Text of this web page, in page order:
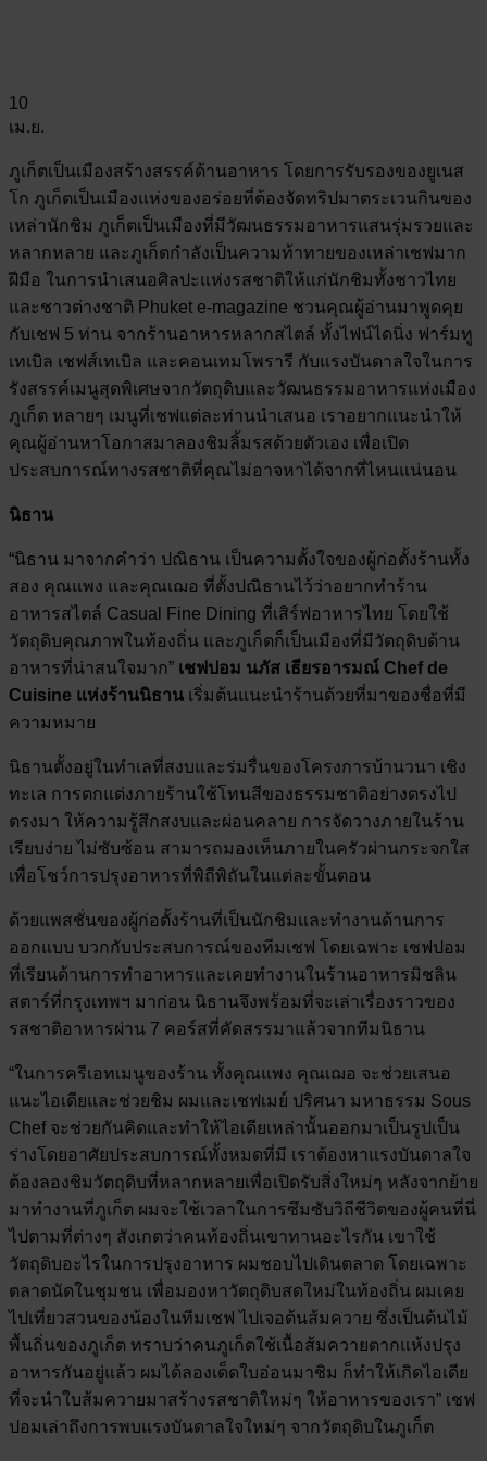
10
เม.ย.
ภูเก็ตเป็นเมืองสร้างสรรค์ด้านอาหาร โดยการรับรองของยูเนส
โก ภูเก็ตเป็นเมืองแห่งของอร่อยที่ต้องจัดทริปมาตระเวนกินของ
เหล่านักชิม ภูเก็ตเป็นเมืองที่มีวัฒนธรรมอาหารแสนรุ่มรวยและ
หลากหลาย และภูเก็ตกำลังเป็นความท้าทายของเหล่าเชฟมาก
ฝีมือ ในการนำเสนอศิลปะแห่งรสชาติให้แก่นักชิมทั้งชาวไทย
และชาวต่างชาติ Phuket e-magazine ชวนคุณผู้อ่านมาพูดคุย
กับเชฟ 5 ท่าน จากร้านอาหารหลากสไตล์ ทั้งไฟน์ไดนิ่ง ฟาร์มทู
เทเบิล เชฟส์เทเบิล และคอนเทมโพรารี กับแรงบันดาลใจในการ
รังสรรค์เมนูสุดพิเศษจากวัตถุดิบและวัฒนธรรมอาหารแห่งเมือง
ภูเก็ต หลายๆ เมนูที่เชฟแต่ละท่านนำเสนอ เราอยากแนะนำให้
คุณผู้อ่านหาโอกาสมาลองชิมลิ้มรสด้วยตัวเอง เพื่อเปิด
ประสบการณ์ทางรสชาติที่คุณไม่อาจหาได้จากที่ไหนแน่นอน
นิธาน
“นิธาน มาจากคำว่า ปณิธาน เป็นความตั้งใจของผู้ก่อตั้งร้านทั้ง
สอง คุณแพง และคุณเฌอ ที่ตั้งปณิธานไว้ว่าอยากทำร้าน
อาหารสไตล์ Casual Fine Dining ที่เสิร์ฟอาหารไทย โดยใช้
วัตถุดิบคุณภาพในท้องถิ่น และภูเก็ตก็เป็นเมืองที่มีวัตถุดิบด้าน
อาหารที่น่าสนใจมาก” เชฟปอม นภัส เธียรอารมณ์ Chef de
Cuisine แห่งร้านนิธาน เริ่มต้นแนะนำร้านด้วยที่มาของชื่อที่มี
ความหมาย
นิธานตั้งอยู่ในทำเลที่สงบและร่มรื่นของโครงการบ้านวนา เชิง
ทะเล การตกแต่งภายร้านใช้โทนสีของธรรมชาติอย่างตรงไป
ตรงมา ให้ความรู้สึกสงบและผ่อนคลาย การจัดวางภายในร้าน
เรียบง่าย ไม่ซับซ้อน สามารถมองเห็นภายในครัวผ่านกระจกใส
เพื่อโชว์การปรุงอาหารที่พิถีพิถันในแต่ละขั้นตอน
ด้วยแพสชั่นของผู้ก่อตั้งร้านที่เป็นนักชิมและทำงานด้านการ
ออกแบบ บวกกับประสบการณ์ของทีมเชฟ โดยเฉพาะ เชฟปอม
ที่เรียนด้านการทำอาหารและเคยทำงานในร้านอาหารมิชลิน
สตาร์ที่กรุงเทพฯ มาก่อน นิธานจึงพร้อมที่จะเล่าเรื่องราวของ
รสชาติอาหารผ่าน 7 คอร์สที่คัดสรรมาแล้วจากทีมนิธาน
“ในการครีเอทเมนูของร้าน ทั้งคุณแพง คุณเฌอ จะช่วยเสนอ
แนะไอเดียและช่วยชิม ผมและเชฟเมย์ ปริศนา มหาธรรม Sous
Chef จะช่วยกันคิดและทำให้ไอเดียเหล่านั้นออกมาเป็นรูปเป็น
ร่างโดยอาศัยประสบการณ์ทั้งหมดที่มี เราต้องหาแรงบันดาลใจ
ต้องลองชิมวัตถุดิบที่หลากหลายเพื่อเปิดรับสิ่งใหม่ๆ หลังจากย้าย
มาทำงานที่ภูเก็ต ผมจะใช้เวลาในการซึมซับวิถีชีวิตของผู้คนที่นี่
ไปตามที่ต่างๆ สังเกตว่าคนท้องถิ่นเขาทานอะไรกัน เขาใช้
วัตถุดิบอะไรในการปรุงอาหาร ผมชอบไปเดินตลาด โดยเฉพาะ
ตลาดนัดในชุมชน เพื่อมองหาวัตถุดิบสดใหม่ในท้องถิ่น ผมเคย
ไปเที่ยวสวนของน้องในทีมเชฟ ไปเจอต้นส้มควาย ซึ่งเป็นต้นไม้
พื้นถิ่นของภูเก็ต ทราบว่าคนภูเก็ตใช้เนื้อส้มควายตากแห้งปรุง
อาหารกันอยู่แล้ว ผมได้ลองเด็ดใบอ่อนมาชิม ก็ทำให้เกิดไอเดีย
ที่จะนำใบส้มควายมาสร้างรสชาติใหม่ๆ ให้อาหารของเรา” เชฟ
ปอมเล่าถึงการพบแรงบันดาลใจใหม่ๆ จากวัตถุดิบในภูเก็ต